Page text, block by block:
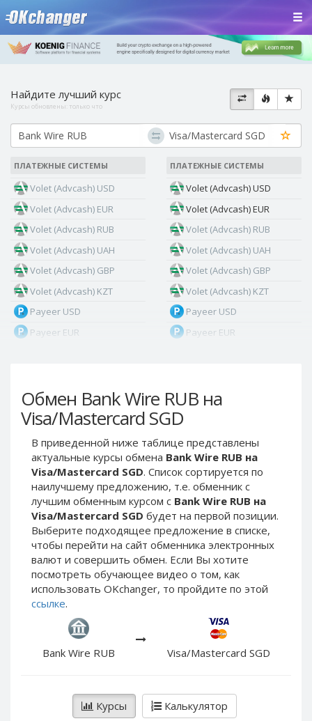
Обмен Bank Wire RUB на
Visa/Mastercard SGD
В приведенной ниже таблице представлены
актуальные курсы обмена Bank Wire RUB на
Visa/Mastercard SGD. Список сортируется по
наилучшему предложению, т.е. обменник с
лучшим обменным курсом с Bank Wire RUB на
Visa/Mastercard SGD будет на первой позиции.
Выберите подходящее предложение в списке,
чтобы перейти на сайт обменника электронных
валют и совершить обмен. Если Вы хотите
посмотреть обучающее видео о том, как
использовать OKchanger, то пройдите по этой
ссылке.
Bank Wire RUB Visa/Mastercard SGD
Курсы Калькулятор
Найдите лучший курс
Курсы обновлены: только что
ПЛАТЕЖНЫЕ СИСТЕМЫ
Volet (Advcash) USD
Volet (Advcash) EUR
Volet (Advcash) RUB
Volet (Advcash) UAH
Volet (Advcash) GBP
Volet (Advcash) KZT
Payeer USD
Payeer EUR
Payeer Tether ERC20
(USDT)
Payeer UAH
ЮMoney RUB
ЮMoney KZT
PayPal USD
PayPal EUR
PayPal GBP
PayPal CAD
PayPal AUD
PayPal RUB
PayPal CZK
PayPal DKK
PayPal HKD
PayPal NZD
PayPal NOK
ПЛАТЕЖНЫЕ СИСТЕМЫ
Volet (Advcash) USD
Volet (Advcash) EUR
Volet (Advcash) RUB
Volet (Advcash) UAH
Volet (Advcash) GBP
Volet (Advcash) KZT
Payeer USD
Payeer EUR
Payeer Tether ERC20
(USDT)
ЮMoney RUB
ЮMoney KZT
PayPal USD
PayPal EUR
PayPal GBP
PayPal CAD
PayPal AUD
PayPal RUB
PayPal DKK
PayPal HKD
PayPal NZD
PayPal NOK